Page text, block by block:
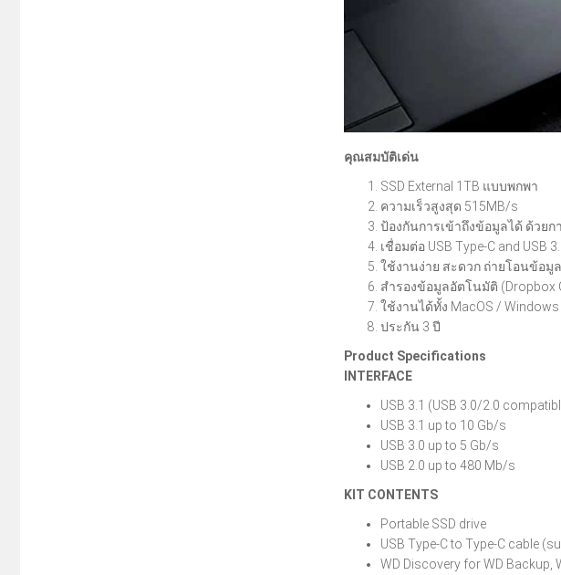
คุณสมบัติเด่น
SSD External 1TB แบบพกพา
ความเร็วสูงสุด 515MB/s
ป้องกันการเข้าถึงข้อมูลได้ ด้วย
เชื่อมต่อ USB Type-C and USB
ใช้งานง่าย สะดวก ถ่ายโอนข้อมู
สำรองข้อมูลอัตโนมัติ (Dropbox
ใช้งานได้ทั้ง MacOS / Windows
ประกัน 3 ปี
Product Specifications
INTERFACE
USB 3.1 (USB 3.0/2.0
USB 3.1 up to 10 Gb/s
USB 3.0 up to 5 Gb/s
USB 2.0 up to 480 Mb/s
KIT CONTENTS
Portable SSD drive
USB Type-C to Type-C cable
WD Discovery for WD Backup,